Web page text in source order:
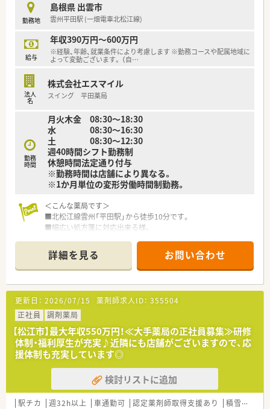
■正社員として年収700万円を目指せる高待遇の求人であり、2
年に1回の昇給制度により着実な年収アップが見込める環境で
遠方から転居を伴う入職を希望される方には、最大20万円の引
越費用補助や上限4万円の借上げ社宅制度が用意されています。
■面接の際の往復交通費は法人が全額負担するため、遠方にお住
す。
勤務地
島根県 出雲市
雲州平田駅 (一畑電車北松江線)
給与
年収390万円～600万円
※経験、年齢、就業条件により考慮します ※勤務コースや配属地域に
よって変動ございます。 （自…
法人
名
株式会社エスマイル
スイング 平田薬局
勤務
時間
月火木金 08:30～18:30
水 08:30～16:30
土 08:30～12:30
週40時間シフト勤務制
休憩時間法定通り付与
※勤務時間は店舗により異なる。
※1か月単位の変形労働時間制勤務。
＜こんな薬局です＞
■北松江線雲州「平田駅」から徒歩10分です。
■幅広い処方箋に対応出来る様、
■調剤室は整理整頓されており、
ミスの無い様に意識して業務に取り組んでいます。
■業務効率の向上のためにも、
分包機（Vマス）導入済みです。
＜業務内容＞
■呼吸器科, 内科を応需をしております。
■処方箋枚数は80枚/日を応需しており、
薬剤師は常時2名体制になります。
＜研修制度＞
■教育研修制度が充実しています。
配属先の店舗では、指導・育成経験が豊富な店舗スタッフによる
OJT研修を行っています。
集合研修や個々の研修、社外研修、マネジメント研修など、成長
詳細を見る お問い合わせ
更新日： 2026/07/15 薬剤師求人ID： 355504
正社員
調剤薬局
【松江市】最大年収550万円！≪大手薬局の正社員募集≫研修
体制・福利厚生が充実♪近隣にも店舗がございますので、応
援体制も充実しています◎
検討リストに追加
駅チカ 週32h以上 車通勤可 認定薬剤師取得支援あり 積雪あり